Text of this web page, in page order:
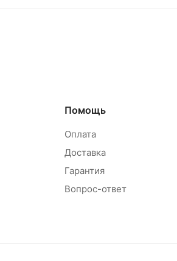
Помощь
Оплата
Доставка
Гарантия
Вопрос-ответ